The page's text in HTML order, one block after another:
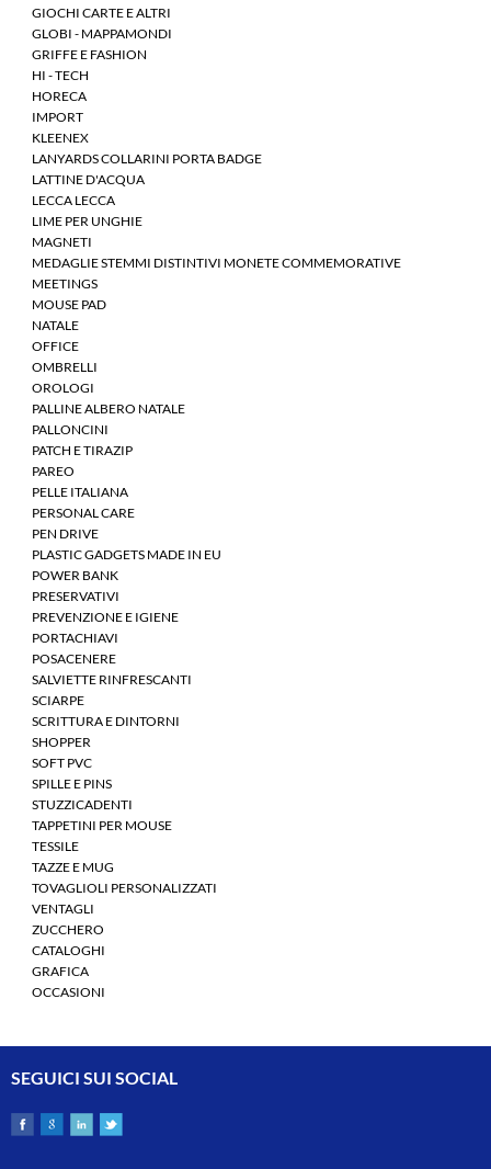
GIOCHI CARTE E ALTRI
GLOBI - MAPPAMONDI
GRIFFE E FASHION
HI - TECH
HORECA
IMPORT
KLEENEX
LANYARDS COLLARINI PORTA BADGE
LATTINE D'ACQUA
LECCA LECCA
LIME PER UNGHIE
MAGNETI
MEDAGLIE STEMMI DISTINTIVI MONETE COMMEMORATIVE
MEETINGS
MOUSE PAD
NATALE
OFFICE
OMBRELLI
OROLOGI
PALLINE ALBERO NATALE
PALLONCINI
PATCH E TIRAZIP
PAREO
PELLE ITALIANA
PERSONAL CARE
PEN DRIVE
PLASTIC GADGETS MADE IN EU
POWER BANK
PRESERVATIVI
PREVENZIONE E IGIENE
PORTACHIAVI
POSACENERE
SALVIETTE RINFRESCANTI
SCIARPE
SCRITTURA E DINTORNI
SHOPPER
SOFT PVC
SPILLE E PINS
STUZZICADENTI
TAPPETINI PER MOUSE
TESSILE
TAZZE E MUG
TOVAGLIOLI PERSONALIZZATI
VENTAGLI
ZUCCHERO
CATALOGHI
GRAFICA
OCCASIONI
SEGUICI SUI SOCIAL